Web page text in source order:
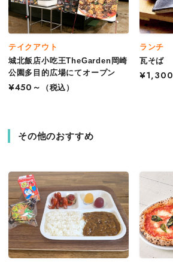
テイクアウト
城北飯店小吃王TheGarden岡崎
公園多目的広場にてオープン
¥450～
（税込）
ランチ
瓦そば
¥1,300
その他のおすすめ